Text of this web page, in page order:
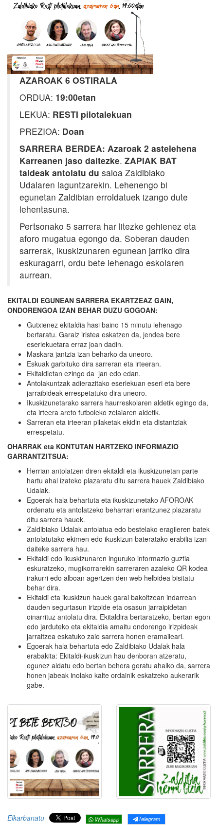
AZAROAK 6 OSTIRALA
ORDUA: 19:00etan
LEKUA: RESTI pilotalekuan
PREZIOA: Doan
SARRERA BERDEA: Azaroak 2 astelehena
Karreanen jaso daitezke. ZAPIAK BAT
taldeak antolatu du saioa Zaldibiako
Udalaren laguntzarekin. Lehenengo bi
egunetan Zaldibian erroldatuek izango dute
lehentasuna.
Pertsonako 5 sarrera har litezke gehienez eta
aforo mugatua egongo da. Soberan dauden
sarrerak, ikuskizunaren egunean jarriko dira
eskuragarri, ordu bete lehenago eskolaren
aurrean.
EKITALDI EGUNEAN SARRERA EKARTZEAZ GAIN,
ONDORENGOA IZAN BEHAR DUZU GOGOAN:
Gutxienez ekitaldia hasi baino 15 minutu lehenago
bertaratu. Garaiz iristea eskatzen da, jendea bere
eserlekuetara erraz joan dadin.
Maskara jantzia izan beharko da uneoro.
Eskuak garbituko dira sarreran eta irteeran.
Ekitaldietan ezingo da jan edo edan.
Antolakuntzak adierazitako eserlekuan eseri eta bere
jarraibideak errespetatuko dira uneoro.
Ikuskizunetarako sarrera haurreskolaren aldetik egingo da,
eta irteera areto futboleko zelaiaren aldetik.
Sarreran eta irteeran pilaketak ekidin eta distantziak
errespetatu.
OHARRAK eta KONTUTAN HARTZEKO INFORMAZIO
GARRANTZITSUA:
Herrian antolatzen diren ekitaldi eta ikuskizunetan parte
hartu ahal izateko plazaratu ditu sarrera hauek Zaldibiako
Udalak.
Egoerak hala behartuta eta ikuskizunetako AFOROAK
ordenatu eta antolatzeko beharrari erantzunez plazaratu
ditu sarrera hauek.
Zaldibiako Udalak antolatua edo bestelako eragileren batek
antolatutako ekimen edo ikuskizun bateratako erabilia izan
daiteke sarrera hau.
Ekitaldi edo ikuskizunaren inguruko informazio guztia
eskuratzeko, mugikorrarekin sarreraren azaleko QR kodea
irakurri edo alboan agertzen den web helbidea bisitatu
behar dira.
Ekitaldi eta ikuskizun hauek garai bakoitzean indarrean
dauden segurtasun irizpide eta osasun jarraipidetan
oinarrituz antolatu dira. Ekitaldira bertaratzeko, bertan egon
edo jarduteko eta ekitaldia amaitu ondorengo irizpideak
jarraitzea eskatuko zaio sarrera honen eramaileari.
Egoerak hala behartuta edo Zaldibiako Udalak hala
erabakita: Ekitaldi-ikuskizun hau denboran atzeratu,
egunez aldatu edo bertan behera geratu ahalko da, sarrera
honen jabeak inolako kalte ordainik eskatzeko aukerarik
gabe.
Elkarbanatu Whatsapp Telegram